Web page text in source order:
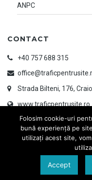
ANPC
CONTACT
+40 757 688 315
Strada Bilteni, 176,
www.traficpentrusite.ro
© 2026 TRAFIC PENTRU SITE
Folosim cookie-uri
bună experiență pe
utilizați acest site,
Accept